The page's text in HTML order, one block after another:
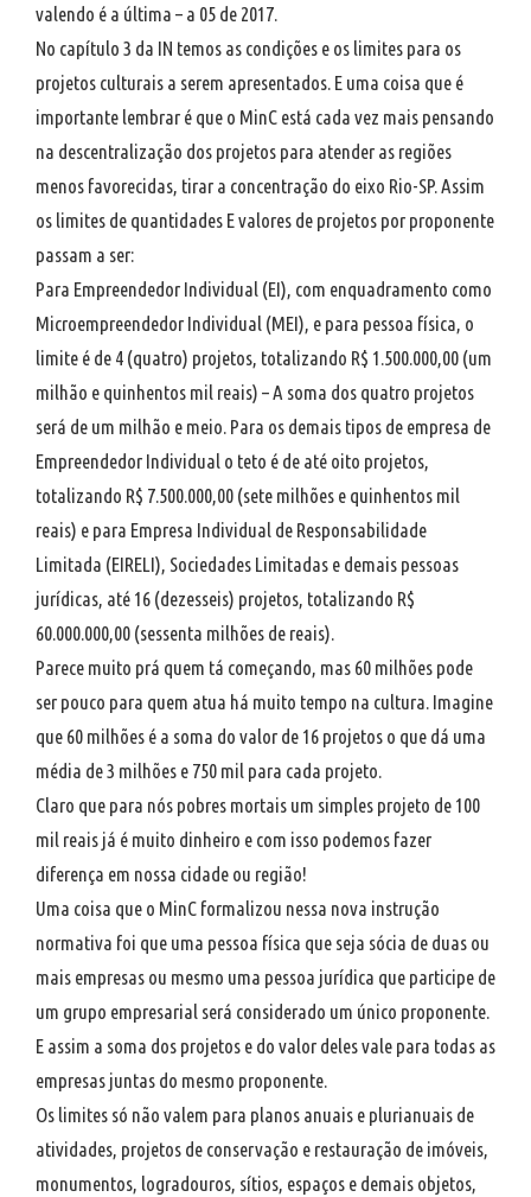
valendo é a última – a 05 de 2017.
No capítulo 3 da IN temos as condições e os limites para os
projetos culturais a serem apresentados. E uma coisa que é
importante lembrar é que o MinC está cada vez mais pensando
na descentralização dos projetos para atender as regiões
menos favorecidas, tirar a concentração do eixo Rio-SP. Assim
os limites de quantidades E valores de projetos por proponente
passam a ser:
Para Empreendedor Individual (EI), com enquadramento como
Microempreendedor Individual (MEI), e para pessoa física, o
limite é de 4 (quatro) projetos, totalizando R$ 1.500.000,00 (um
milhão e quinhentos mil reais) – A soma dos quatro projetos
será de um milhão e meio. Para os demais tipos de empresa de
Empreendedor Individual o teto é de até oito projetos,
totalizando R$ 7.500.000,00 (sete milhões e quinhentos mil
reais) e para Empresa Individual de Responsabilidade
Limitada (EIRELI), Sociedades Limitadas e demais pessoas
jurídicas, até 16 (dezesseis) projetos, totalizando R$
60.000.000,00 (sessenta milhões de reais).
Parece muito prá quem tá começando, mas 60 milhões pode
ser pouco para quem atua há muito tempo na cultura. Imagine
que 60 milhões é a soma do valor de 16 projetos o que dá uma
média de 3 milhões e 750 mil para cada projeto.
Claro que para nós pobres mortais um simples projeto de 100
mil reais já é muito dinheiro e com isso podemos fazer
diferença em nossa cidade ou região!
Uma coisa que o MinC formalizou nessa nova instrução
normativa foi que uma pessoa física que seja sócia de duas ou
mais empresas ou mesmo uma pessoa jurídica que participe de
um grupo empresarial será considerado um único proponente.
E assim a soma dos projetos e do valor deles vale para todas as
empresas juntas do mesmo proponente.
Os limites só não valem para planos anuais e plurianuais de
atividades, projetos de conservação e restauração de imóveis,
monumentos, logradouros, sítios, espaços e demais objetos,